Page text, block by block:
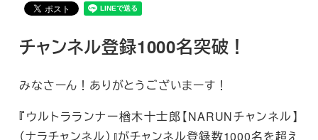
チャンネル登録1000名突破！
みなさーん！ありがとうございまーす！
『ウルトラランナー楢木十士郎【NARUNチャンネル】
（ナラチャンネル）』がチャンネル登録数1000名を超え